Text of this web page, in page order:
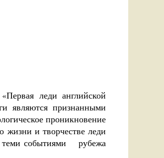
леди английской
являются признанными
проникновение
жизни и творчестве леди
теми событиями рубежа